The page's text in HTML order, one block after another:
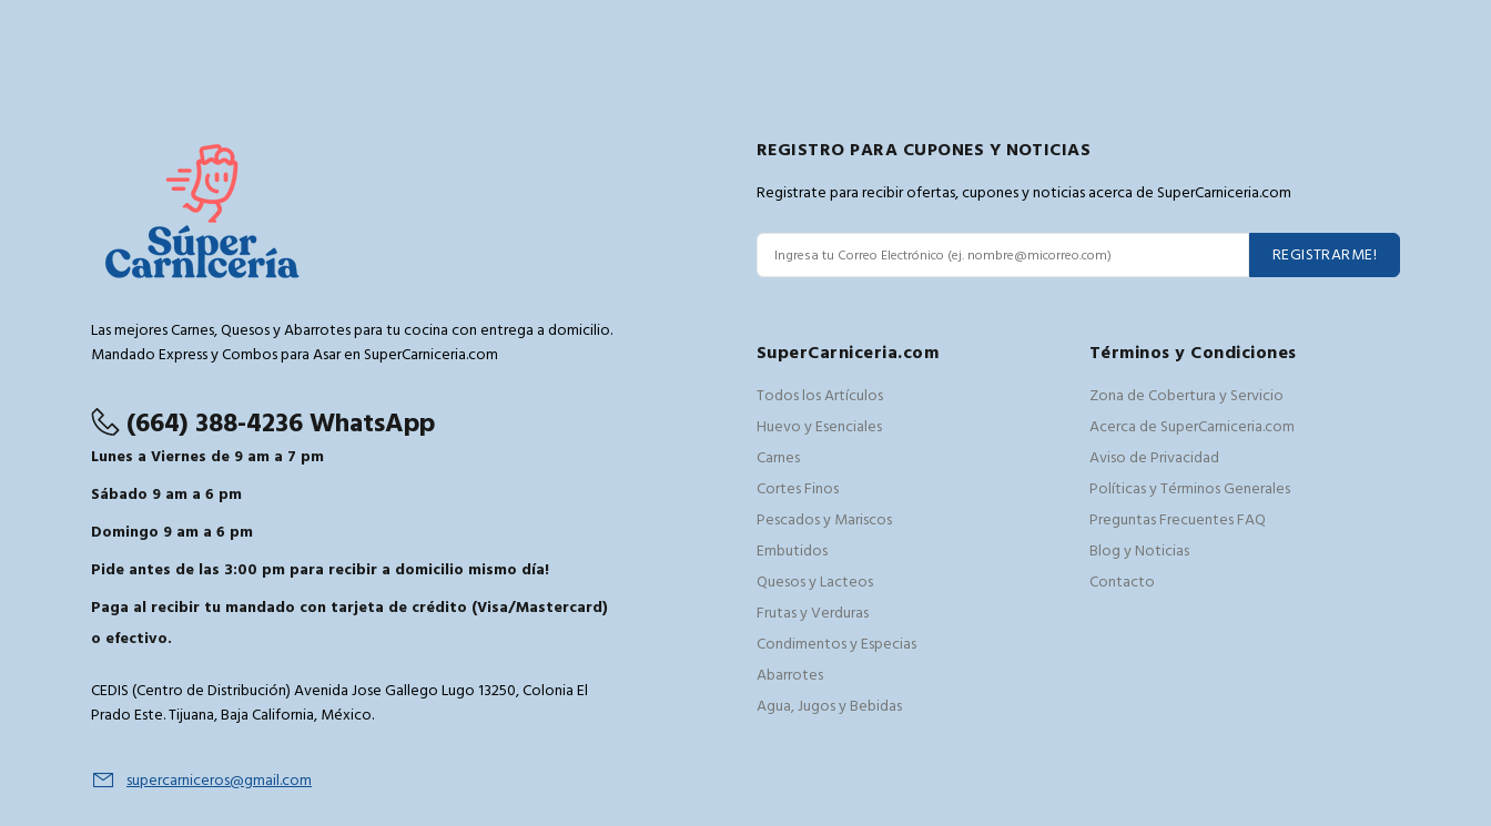
Las mejores Carnes, Quesos y Abarrotes para tu cocina con entrega a domicilio.
Mandado Express y Combos para Asar en SuperCarniceria.com
(664) 388-4236 WhatsApp
Lunes a Viernes de 9 am a 7 pm
Sábado 9 am a 6 pm
Domingo 9 am a 6 pm
Pide antes de las 3:00 pm para recibir a domicilio mismo día!
Paga al recibir tu mandado con tarjeta de crédito (Visa/Mastercard)
o efectivo.
CEDIS (Centro de Distribución) Avenida Jose Gallego Lugo 13250, Colonia El
Prado Este. Tijuana, Baja California, México.
supercarniceros@gmail.com
REGISTRO PARA CUPONES Y NOTICIAS
Registrate para recibir ofertas, cupones y noticias acerca de SuperCarniceria.com
REGISTRARME!
SuperCarniceria.com
Todos los Artículos
Huevo y Esenciales
Carnes
Cortes Finos
Pescados y Mariscos
Embutidos
Quesos y Lacteos
Frutas y Verduras
Condimentos y Especias
Abarrotes
Agua, Jugos y Bebidas
Términos y Condiciones
Zona de Cobertura y Servicio
Acerca de SuperCarniceria.com
Aviso de Privacidad
Políticas y Términos Generales
Preguntas Frecuentes FAQ
Blog y Noticias
Contacto